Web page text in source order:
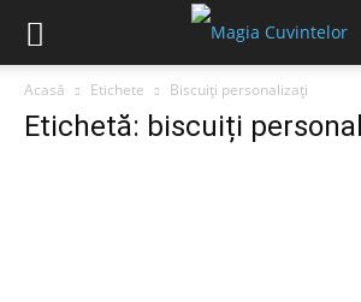
Acasă Etichete Biscuiți personalizați
Etichetă: biscuiți